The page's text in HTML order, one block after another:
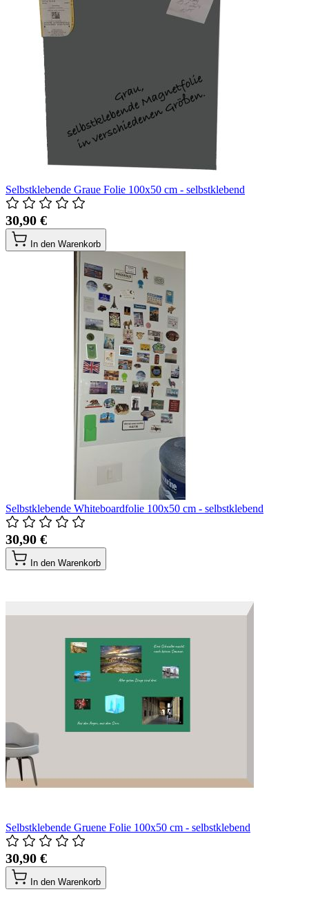
Selbstklebende Graue Folie 100x50 cm - selbstklebend
30,90 €
In den Warenkorb
Selbstklebende Whiteboardfolie 100x50 cm - selbstklebend
30,90 €
In den Warenkorb
Selbstklebende Gruene Folie 100x50 cm - selbstklebend
30,90 €
In den Warenkorb